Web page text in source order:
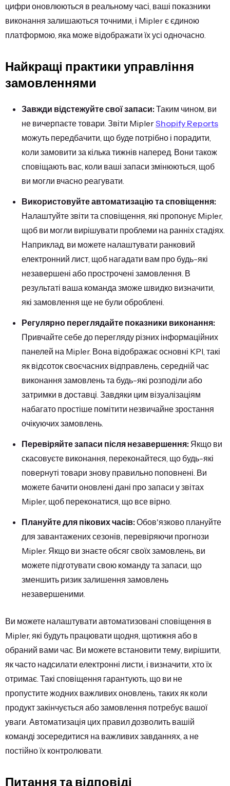
цифри оновлюються в реальному часі, ваші показники
виконання залишаються точними, і Mipler є єдиною
платформою, яка може відображати їх усі одночасно.
Найкращі практики управління
замовленнями
Завжди відстежуйте свої запаси: Таким чином, ви
не вичерпаєте товари. Звіти MiplerShopify Reports
можуть передбачити, що буде потрібно і порадити,
коли замовити за кілька тижнів наперед. Вони також
сповіщають вас, коли ваші запаси змінюються, щоб
ви могли вчасно реагувати.
Використовуйте автоматизацію та сповіщення:
Налаштуйте звіти та сповіщення, які пропонує Mipler,
щоб ви могли вирішувати проблеми на ранніх стадіях.
Наприклад, ви можете налаштувати ранковий
електронний лист, щоб нагадати вам про будь-які
незавершені або прострочені замовлення. В
результаті ваша команда зможе швидко визначити,
які замовлення ще не були оброблені.
Регулярно переглядайте показники виконання:
Привчайте себе до перегляду різних інформаційних
панелей на Mipler. Вона відображає основні KPI, такі
як відсоток своєчасних відправлень, середній час
виконання замовлень та будь-які розподіли або
затримки в доставці. Завдяки цим візуалізаціям
набагато простіше помітити незвичайне зростання
очікуючих замовлень.
Перевіряйте запаси після незавершення: Якщо ви
скасовуєте виконання, переконайтеся, що будь-які
повернуті товари знову правильно поповнені. Ви
можете бачити оновлені дані про запаси у звітах
Mipler, щоб переконатися, що все вірно.
Плануйте для пікових часів: Обов'язково плануйте
для завантажених сезонів, перевіряючи прогнози
Mipler. Якщо ви знаєте обсяг своїх замовлень, ви
можете підготувати свою команду та запаси, що
зменшить ризик залишення замовлень
незавершеними.
Ви можете налаштувати автоматизовані сповіщення в
Mipler, які будуть працювати щодня, щотижня або в
обраний вами час. Ви можете встановити тему, вирішити,
як часто надсилати електронні листи, і визначити, хто їх
отримає. Такі сповіщення гарантують, що ви не
пропустите жодних важливих оновлень, таких як коли
продукт закінчується або замовлення потребує вашої
уваги. Автоматизація цих правил дозволить вашій
команді зосередитися на важливих завданнях, а не
постійно їх контролювати.
Питання та відповіді